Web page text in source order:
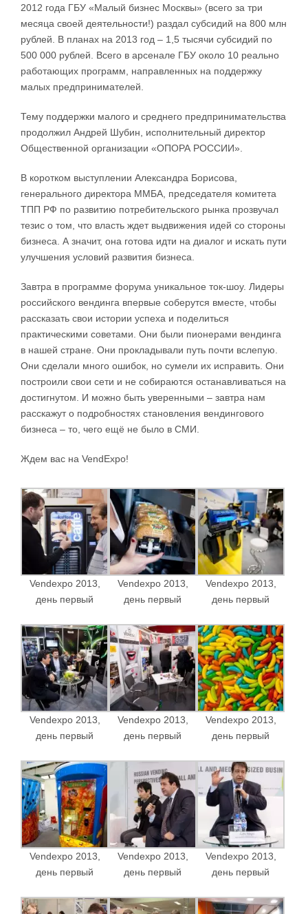
2012 года ГБУ «Малый бизнес Москвы» (всего за три
месяца своей деятельности!) раздал субсидий на 800 млн
рублей. В планах на 2013 год – 1,5 тысячи субсидий по
500 000 рублей. Всего в арсенале ГБУ около 10 реально
работающих программ, направленных на поддержку
малых предпринимателей.
Тему поддержки малого и среднего предпринимательства
продолжил Андрей Шубин, исполнительный директор
Общественной организации «ОПОРА РОССИИ».
В коротком выступлении Александра Борисова,
генерального директора ММБА, председателя комитета
ТПП РФ по развитию потребительского рынка прозвучал
тезис о том, что власть ждет выдвижения идей со стороны
бизнеса. А значит, она готова идти на диалог и искать пути
улучшения условий развития бизнеса.
Завтра в программе форума уникальное ток-шоу. Лидеры
российского вендинга впервые соберутся вместе, чтобы
рассказать свои истории успеха и поделиться
практическими советами. Они были пионерами вендинга
в нашей стране. Они прокладывали путь почти вслепую.
Они сделали много ошибок, но сумели их исправить. Они
построили свои сети и не собираются останавливаться на
достигнутом. И можно быть уверенными – завтра нам
расскажут о подробностях становления вендингового
бизнеса – то, чего ещё не было в СМИ.
Ждем вас на VendExpo!
Vendexpo 2013,
день первый
Vendexpo 2013,
день первый
Vendexpo 2013,
день первый
Vendexpo 2013,
день первый
Vendexpo 2013,
день первый
Vendexpo 2013,
день первый
Vendexpo 2013,
день первый
Vendexpo 2013,
день первый
Vendexpo 2013,
день первый